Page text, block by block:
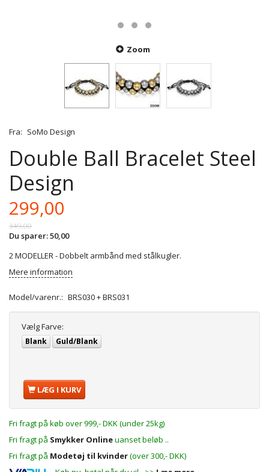
Zoom
Fra: SoMo Design
Double Ball Bracelet Steel
Design
299,00
349,00
Du sparer:50,00
2 MODELLER - Dobbelt armbånd med stålkugler.
Mere information
Model/varenr.: BRS030 + BRS031
VælgFarve:
Blank Guld/Blank
LÆG I KURV
Fri fragt på køb over 999,- DKK (under 25kg)
Fri fragt på Smykker Onlineuanset beløb ..
Fri fragt på Modetøj til kvinder(over 300,- DKK)